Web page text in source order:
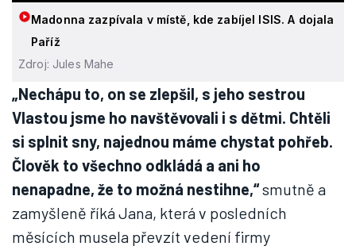
Madonna zazpívala v místě, kde zabíjel ISIS. A dojala
Paříž
Zdroj: Jules Mahe
„Nechápu to, on se zlepšil, s jeho sestrou
Vlastou jsme ho navštěvovali i s dětmi. Chtěli
si splnit sny, najednou máme chystat pohřeb.
Člověk to všechno odkládá a ani ho
nenapadne, že to možná nestihne,“smutně a
zamyšleně říká Jana, která v posledních
měsících musela převzít vedení firmy